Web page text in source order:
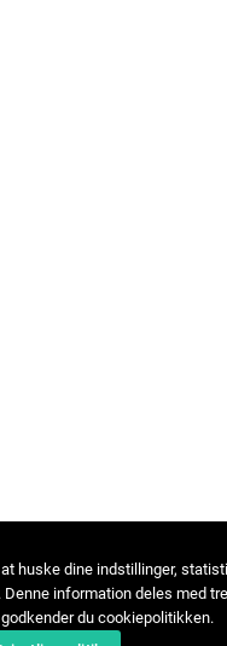
huske dine indstillinger,
information deles med
du cookiepolitikken.